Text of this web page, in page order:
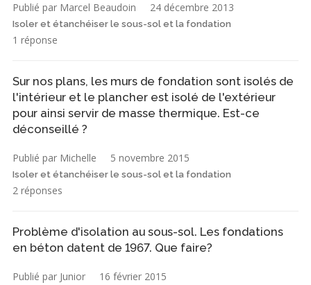
Publié par Marcel Beaudoin 24 décembre 2013
Isoler et étanchéiser le sous-sol et la fondation
1 réponse
Sur nos plans, les murs de fondation sont isolés de
l'intérieur et le plancher est isolé de l'extérieur
pour ainsi servir de masse thermique. Est-ce
déconseillé ?
Publié par Michelle 5 novembre 2015
Isoler et étanchéiser le sous-sol et la fondation
2 réponses
Problème d'isolation au sous-sol. Les fondations
en béton datent de 1967. Que faire?
Publié par Junior 16 février 2015